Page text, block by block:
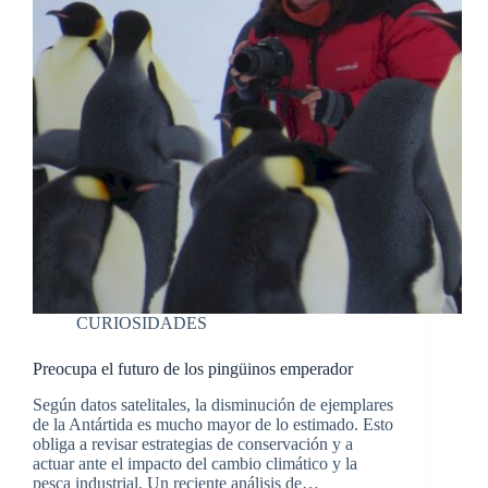
CURIOSIDADES
Preocupa el futuro de los pingüinos emperador
Según datos satelitales, la disminución de ejemplares
de la Antártida es mucho mayor de lo estimado. Esto
obliga a revisar estrategias de conservación y a
actuar ante el impacto del cambio climático y la
pesca industrial. Un reciente análisis de…